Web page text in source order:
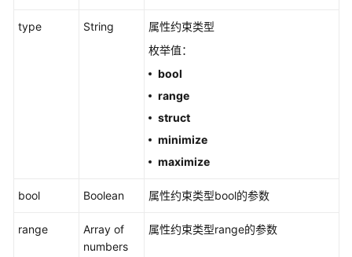
助
参
type String
属性约束类型
枚举值：
bool
range
struct
minimize
maximize
bool Boolean 属性约束类型bool的参数
range
Array of
numbers
属性约束类型range的参数